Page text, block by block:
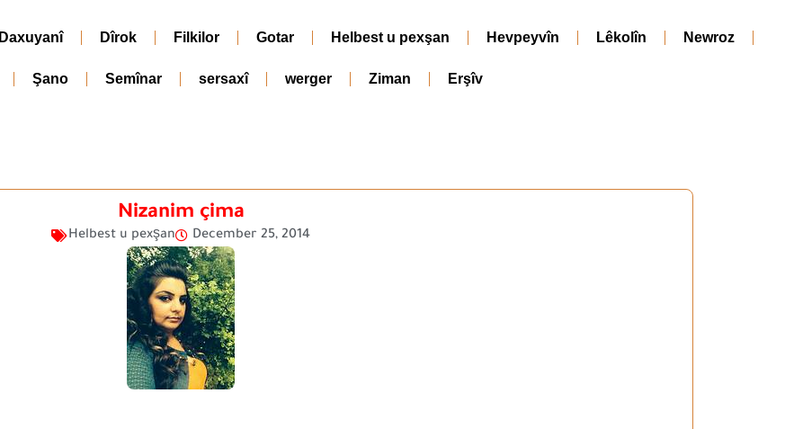
Daxuyanî Dîrok Filkilor Gotar Helbest u pexşan Hevpeyvîn Lêkolîn Newroz
Şano Semînar sersaxî werger Ziman Erşîv
Nizanim çima
Helbest u pexşan December 25, 2014